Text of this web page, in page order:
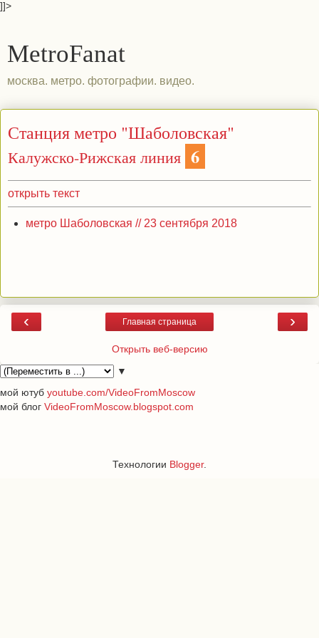
]]>
MetroFanat
москва. метро. фотографии. видео.
Станция метро "Шаболовская"
Калужско-Рижская линия 6
открыть текст
метро Шаболовская // 23 сентября 2018
‹ ›
Главная страница
Открыть веб-версию
▼
мой ютуб youtube.com/VideoFromMoscow
мой блог VideoFromMoscow.blogspot.com
Технологии Blogger.